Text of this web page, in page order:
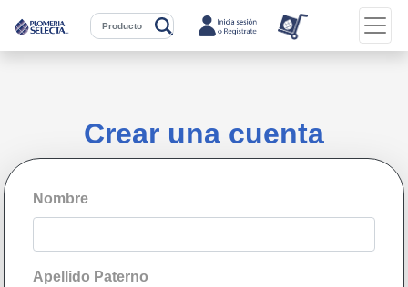
Crear una cuenta
Nombre
Apellido Paterno